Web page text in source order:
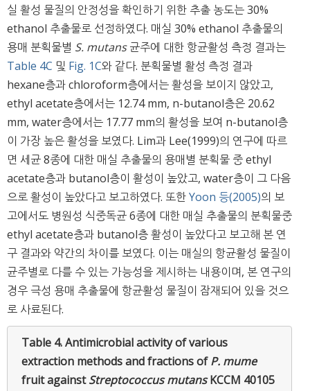
실 활성 물질의 안정성을 확인하기 위한 추출 농도는 30%
ethanol 추출물로 선정하였다. 매실 30% ethanol 추출물의
용매 분획물별 S. mutans균주에 대한 항균활성 측정 결과는
Table 4C 및 Fig. 1C와 같다. 분획물별 활성 측정 결과
hexane층과 chloroform층에서는 활성을 보이지 않았고,
ethyl acetate층에서는 12.74 mm, n-butanol층은 20.62
mm, water층에서는 17.77 mm의 활성을 보여 n-butanol층
이 가장 높은 활성을 보였다. Lim과 Lee(1999)의 연구에 따르
면 세균 8종에 대한 매실 추출물의 용매별 분획물 중 ethyl
acetate층과 butanol층이 활성이 높았고, water층이 그 다음
으로 활성이 높았다고 보고하였다. 또한Yoon 등(2005)의 보
고에서도 병원성 식중독균 6종에 대한 매실 추출물의 분획물중
ethyl acetate층과 butanol층 활성이 높았다고 보고해 본 연
구 결과와 약간의 차이를 보였다. 이는 매실의 항균활성 물질이
균주별로 다를 수 있는 가능성을 제시하는 내용이며, 본 연구의
경우 극성 용매 추출물에 항균활성 물질이 잠재되어 있을 것으
로 사료된다.
Table 4.Antimicrobial activity of various
extraction methods and fractions ofP. mume
fruit againstStreptococcus mutansKCCM 40105